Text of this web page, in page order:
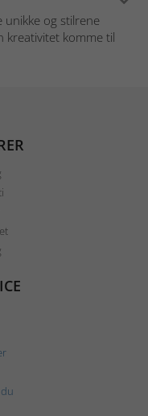
unikke og stilrene
kreativitet komme til